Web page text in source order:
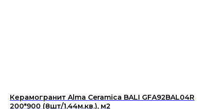
Керамогранит Alma Ceramica BALI GFA92BAL04R
200*900 (8шт/1,44м.кв.), м2